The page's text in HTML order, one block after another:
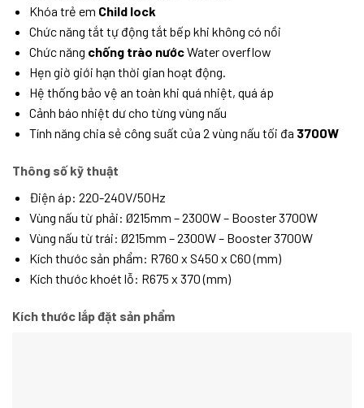
Khóa trẻ em Child lock
Chức năng tắt tự động tắt bếp khi không có nồi
Chức năng chống trào nướcWater overflow
Hẹn giờ giới hạn thời gian hoạt động.
Hệ thống bảo vệ an toàn khi quá nhiệt, quá áp
Cảnh báo nhiệt dư cho từng vùng nấu
Tính năng chia sẻ công suất của 2 vùng nấu tối đa 3700W
Thông số kỹ thuật
Điện áp: 220-240V/50Hz
Vùng nấu từ phải: Ø215mm – 2300W – Booster 3700W
Vùng nấu từ trái: Ø215mm – 2300W – Booster 3700W
Kích thước sản phẩm: R760 x S450 x C60 (mm)
Kích thước khoét lỗ: R675 x 370 (mm)
Kích thước lắp đặt sản phẩm